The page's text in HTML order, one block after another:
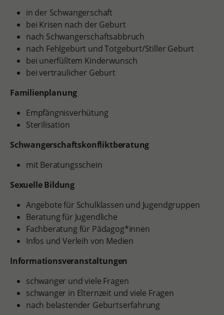
in der Schwangerschaft
bei Krisen nach der Geburt
nach Schwangerschaftsabbruch
nach Fehlgeburt und Totgeburt/Stiller Geburt
bei unerfülltem Kinderwunsch
bei vertraulicher Geburt
Familienplanung
Empfängnisverhütung
Sterilisation
Schwangerschaftskonfliktberatung
mit Beratungsschein
Sexuelle Bildung
Angebote für Schulklassen und Jugendgruppen
Beratung für Jugendliche
Fachberatung für Pädagog*innen
Infos und Verleih von Medien
Informationsveranstaltungen
schwanger und viele Fragen
schwanger in Elternzeit und viele Fragen
nach belastender Geburtserfahrung